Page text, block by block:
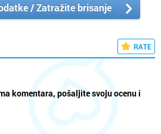
/ Zatražite brisanje
RATE
komentara, pošaljite svoju ocenu i